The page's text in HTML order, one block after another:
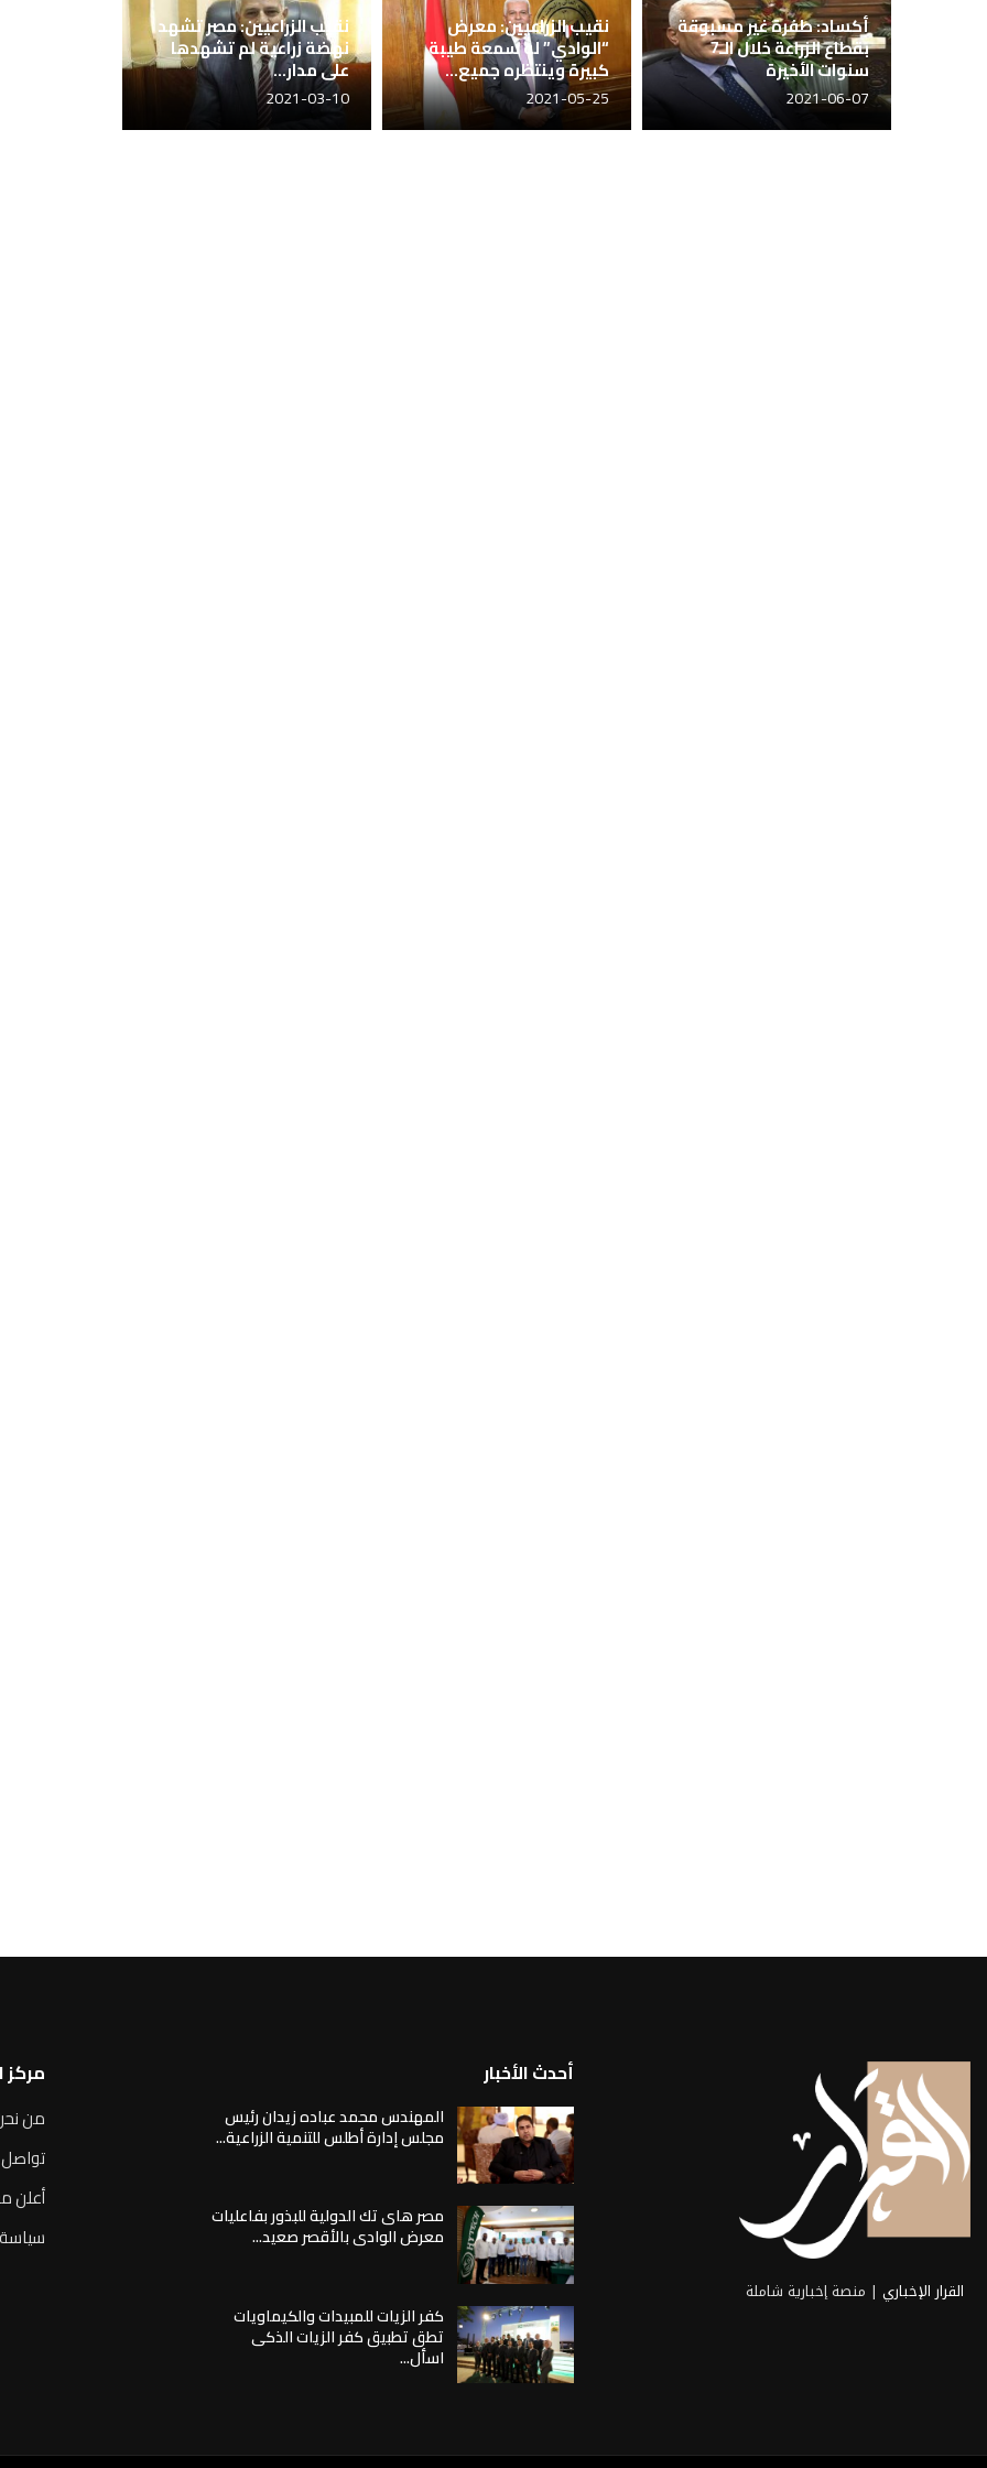
أكساد: طفرة غير مسبوقة
بقطاع الزراعة خلال الـ7
سنوات الأخيرة
2021-06-07
نقيب الزراعيين: معرض
“الوادي” له سمعة طيبة
كبيرة وينتظره جميع...
2021-05-25
نقيب الزراعيين: مصر تشهد
نهضة زراعية لم تشهدها
على مدار...
2021-03-10
كبير
الدولية
القرار الإخباري | منصة إخبارية شاملة
أحدث الأخبار
المهندس محمد عباده زيدان رئيس
مجلس إدارة أطلس للتنمية الزراعية...
مصر هاى تك الدولية للبذور بفاعليات
معرض الوادى بالأقصر صعيد...
كفر الزيات للمبيدات والكيماويات
تطق تطبيق كفر الزيات الذكى
اسأل...
من
أعلن